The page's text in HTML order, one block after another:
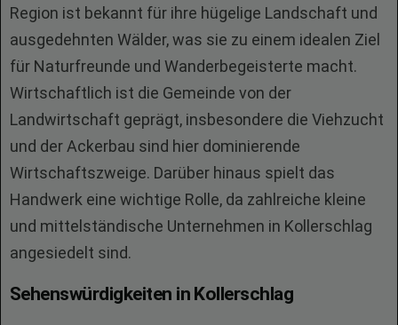
Region ist bekannt für ihre hügelige Landschaft und
ausgedehnten Wälder, was sie zu einem idealen Ziel
für Naturfreunde und Wanderbegeisterte macht.
Wirtschaftlich ist die Gemeinde von der
Landwirtschaft geprägt, insbesondere die Viehzucht
und der Ackerbau sind hier dominierende
Wirtschaftszweige. Darüber hinaus spielt das
Handwerk eine wichtige Rolle, da zahlreiche kleine
und mittelständische Unternehmen in Kollerschlag
angesiedelt sind.
Sehenswürdigkeiten in Kollerschlag